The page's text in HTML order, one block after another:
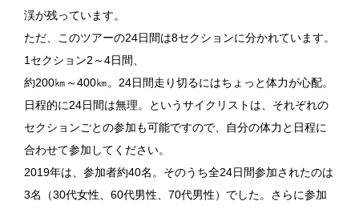
渓が残っています。
ただ、このツアーの24日間は8セクションに分かれています。
1セクション2～4日間、
約200㎞～400㎞。24日間走り切るにはちょっと体力が心配。
日程的に24日間は無理。というサイクリストは、それぞれの
セクションごとの参加も可能ですので、自分の体力と日程に
合わせて参加してください。
2019年は、参加者約40名。そのうち全24日間参加されたのは
3名（30代女性、60代男性、70代男性）でした。さらに参加